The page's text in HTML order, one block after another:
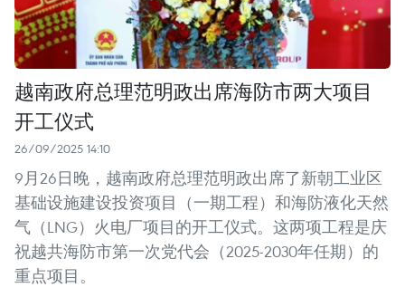
越南政府总理范明政出席海防市两大项目
开工仪式
26/09/2025 14:10
9月26日晚，越南政府总理范明政出席了新朝工业区
基础设施建设投资项目（一期工程）和海防液化天然
气（LNG）火电厂项目的开工仪式。这两项工程是庆
祝越共海防市第一次党代会（2025-2030年任期）的
重点项目。